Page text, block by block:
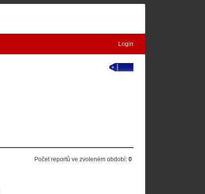
Login
Počet reportů ve zvoleném období: 0